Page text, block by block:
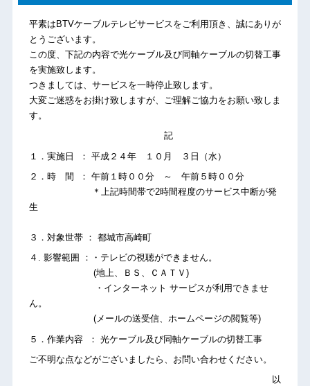
平素はBTVケーブルテレビサービスをご利用頂き、誠にありが
とうございます。
この度、下記の内容で光ケーブル及び同軸ケーブルの切替工事
を実施致します。
つきましては、サービスを一時停止致します。
大変ご迷惑をお掛け致しますが、ご理解ご協力をお願い致しま
す。
記
１．実施日 ： 平成２４年 １０月 ３日（水）
２．時 間 ： 午前１時００分 ～ 午前５時００分
＊上記時間帯で2時間程度のサービス中断が発
生
３．対象世帯 ： 都城市高崎町
４. 影響範囲 ：・テレビの視聴ができません。
(地上、ＢＳ、ＣＡＴＶ)
・インターネット サービスが利用できませ
ん。
(メールの送受信、ホームページの閲覧等)
５．作業内容 ： 光ケーブル及び同軸ケーブルの切替工事
ご不明な点などがございましたら、お問い合わせください。
以